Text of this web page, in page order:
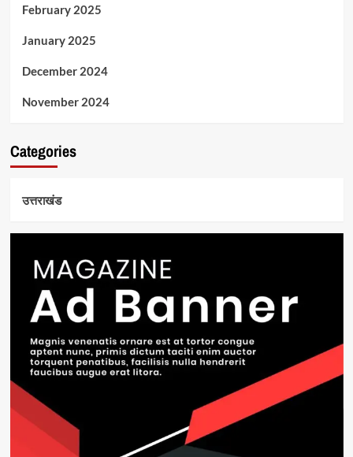
February 2025
January 2025
December 2024
November 2024
Categories
उत्तराखंड